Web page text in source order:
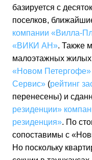
базируется с
поселков,
компании «Вилла-
«ВИКИ АН». Также
малоэтажных
«Новом Петергофе»
Сервис» (рейтинг
перенесены) и
резиденции»
резиденция». По
сопоставимы с
Но поскольку